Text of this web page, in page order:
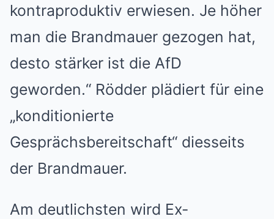
kontraproduktiv erwiesen. Je höher
man die Brandmauer gezogen hat,
desto stärker ist die AfD
geworden.“ Rödder plädiert für eine
„konditionierte
Gesprächsbereitschaft“ diesseits
der Brandmauer.
Am deutlichsten wird Ex-